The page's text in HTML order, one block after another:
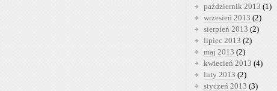
październik 2013 (1)
wrzesień 2013 (2)
sierpień 2013 (2)
lipiec 2013 (2)
maj 2013 (2)
kwiecień 2013 (4)
luty 2013 (2)
styczeń 2013 (3)